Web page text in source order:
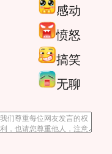
感动
愤怒
搞笑
无聊